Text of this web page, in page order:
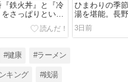
『鉄火丼』と『冷
さっぱりといた
田市『すき家 153
』
ひまわりの季
湯を堪能。長
『信州平谷温
湯』
3日前
#健康 #ラーメン
キング #銭湯